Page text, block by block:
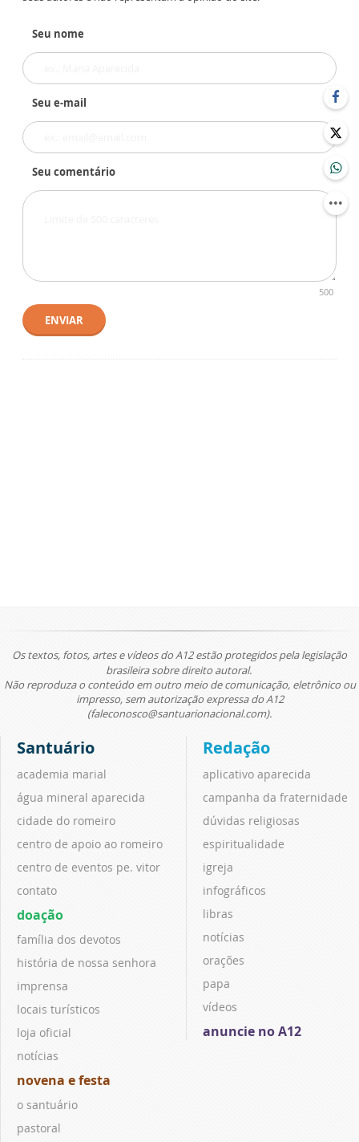
Seu nome
Seu e-mail
Seu comentário
500
ENVIAR
Os textos, fotos, artes e vídeos do A12 estão protegidos pela legislação
brasileira sobre direito autoral.
Não reproduza o conteúdo em outro meio de comunicação, eletrônico ou
impresso, sem autorização expressa do A12
(faleconosco@santuarionacional.com).
Santuário
academia marial
água mineral aparecida
cidade do romeiro
centro de apoio ao romeiro
centro de eventos pe. vitor
contato
doação
família dos devotos
história de nossa senhora
imprensa
locais turísticos
loja oficial
notícias
novena e festa
o santuário
pastoral
Redação
aplicativo aparecida
campanha da fraternidade
dúvidas religiosas
espiritualidade
igreja
infográficos
libras
notícias
orações
papa
vídeos
anuncie no A12